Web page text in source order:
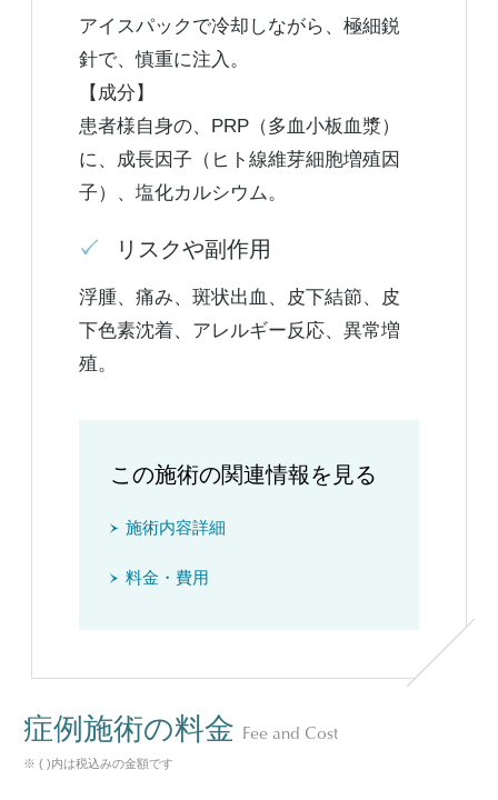
アイスパックで冷却しながら、極細鋭
針で、慎重に注入。
【成分】
患者様自身の、PRP（多血小板血漿）
に、成長因子（ヒト線維芽細胞増殖因
子）、塩化カルシウム。
リスクや副作用
浮腫、痛み、斑状出血、皮下結節、皮
下色素沈着、アレルギー反応、異常増
殖。
この施術の関連情報を見る
施術内容詳細
料金・費用
症例施術の料金 Fee and Cost
※ ( )内は税込みの金額です